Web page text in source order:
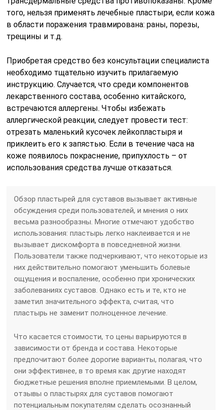
того, нельзя применять лечебные пластыри, если кожа
в области поражения травмирована: раны, порезы,
трещины и т.д.
Приобретая средство без консультации специалиста
необходимо тщательно изучить прилагаемую
инструкцию. Случается, что среди компонентов
лекарственного состава, особенно китайского,
встречаются аллергены. Чтобы избежать
аллергической реакции, следует провести тест:
отрезать маленький кусочек лейкопластыря и
приклеить его к запястью. Если в течение часа на
коже появилось покраснение, припухлость – от
использования средства лучше отказаться.
Обзор пластырей для суставов вызывает активные
обсуждения среди пользователей, и мнения о них
весьма разнообразны. Многие отмечают удобство
использования: пластырь легко наклеивается и не
вызывает дискомфорта в повседневной жизни.
Пользователи также подчеркивают, что некоторые из
них действительно помогают уменьшить болевые
ощущения и воспаление, особенно при хронических
заболеваниях суставов. Однако есть и те, кто не
заметил значительного эффекта, считая, что
пластырь не заменит полноценное лечение.
Что касается стоимости, то цены варьируются в
зависимости от бренда и состава. Некоторые
предпочитают более дорогие варианты, полагая, что
они эффективнее, в то время как другие находят
бюджетные решения вполне приемлемыми. В целом,
отзывы о пластырях для суставов помогают
потенциальным покупателям сделать осознанный